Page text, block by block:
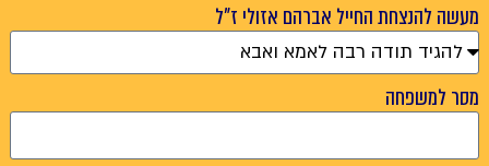
מעשה להנצחת החייל אברהם אזולי ז"ל
מסר למשפחה